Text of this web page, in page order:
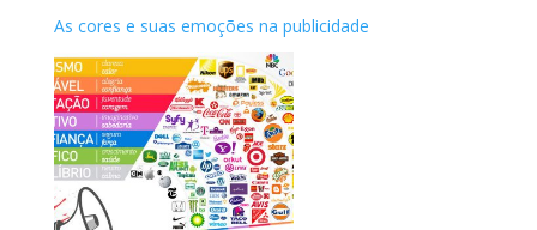
As cores e suas emoções na publicidade